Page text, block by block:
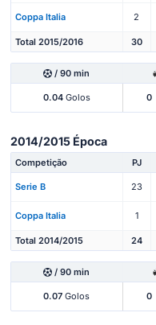
Coppa Italia 2
Total 2015/2016 30
/ 90 min
0.04Golos 0
2014/2015 Época
Competição PJ
Serie B 23
Coppa Italia 1
Total 2014/2015 24
/ 90 min
0.07 Golos 0